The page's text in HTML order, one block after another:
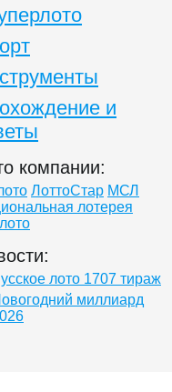
и
компании:
ЛоттоСтар МСЛ
лотерея
лото 1707 тираж
миллиард